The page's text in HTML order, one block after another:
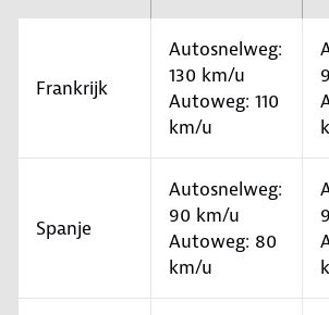
Frankrijk
Autosnelweg:
130 km/u
Autoweg: 110
km/u
Spanje
Autosnelweg:
90 km/u
Autoweg: 80
km/u